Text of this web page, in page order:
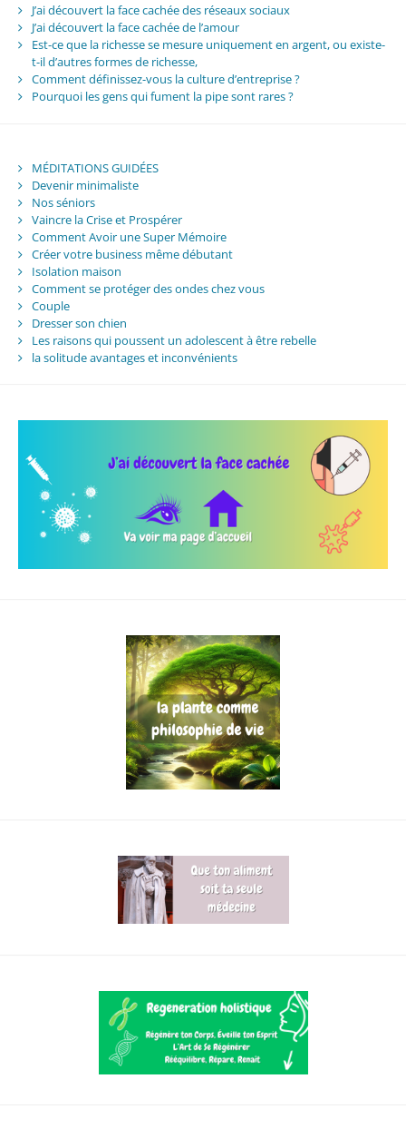
J’ai découvert la face cachée des réseaux sociaux
J’ai découvert la face cachée de l’amour
Est-ce que la richesse se mesure uniquement en argent, ou existe-
t-il d’autres formes de richesse,
Comment définissez-vous la culture d’entreprise ?
Pourquoi les gens qui fument la pipe sont rares ?
MÉDITATIONS GUIDÉES
Devenir minimaliste
Nos séniors
Vaincre la Crise et Prospérer
Comment Avoir une Super Mémoire
Créer votre business même débutant
Isolation maison
Comment se protéger des ondes chez vous
Couple
Dresser son chien
Les raisons qui poussent un adolescent à être rebelle
la solitude avantages et inconvénients